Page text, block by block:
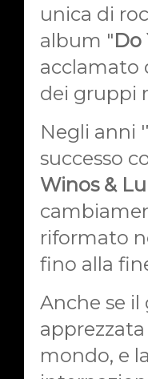
unica di
album "Do
acclamato
dei gruppi
Negli anni
successo
Winos &
riformato
fino alla
Anche se
mondo, e